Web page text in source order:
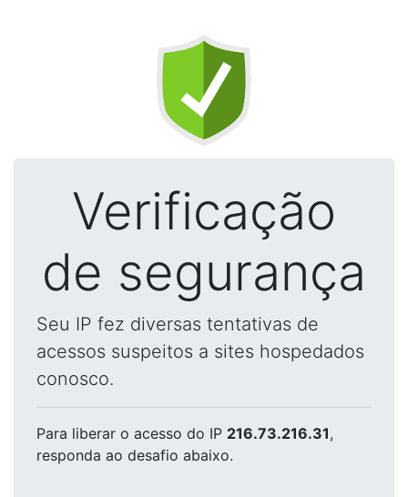
Verificação
de segurança
Seu IP fez diversas tentativas de
acessos suspeitos a sites hospedados
conosco.
Para liberar o acesso do IP 216.73.216.31,
responda ao desafio abaixo.